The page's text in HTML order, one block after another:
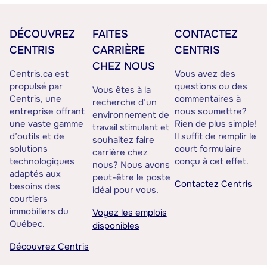
DÉCOUVREZ
CENTRIS
Centris.ca est
propulsé par
Centris, une
entreprise offrant
une vaste gamme
d’outils et de
solutions
technologiques
adaptés aux
besoins des
courtiers
immobiliers du
Québec.
Découvrez Centris
FAITES
CARRIÈRE
CHEZ NOUS
Vous êtes à la
recherche d’un
environnement de
travail stimulant et
souhaitez faire
carrière chez
nous? Nous avons
peut-être le poste
idéal pour vous.
Voyez les emplois
disponibles
CONTACTEZ
CENTRIS
Vous avez des
questions ou des
commentaires à
nous soumettre?
Rien de plus simple!
Il suffit de remplir le
court formulaire
conçu à cet effet.
Contactez Centris